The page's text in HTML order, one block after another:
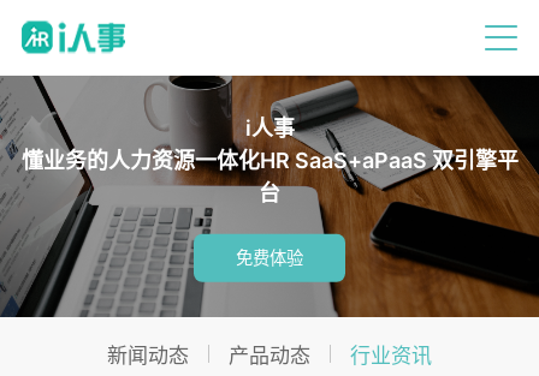
i人事
懂业务的人力资源一体化HR SaaS+aPaaS 双引擎平
台
免费体验
新闻动态 产品动态 行业资讯